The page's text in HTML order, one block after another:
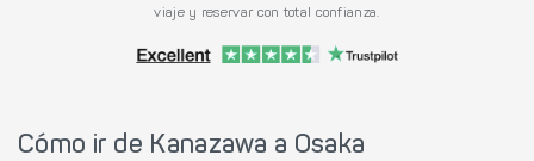
viaje y reservar con total confianza.
Cómo ir de Kanazawa a Osaka